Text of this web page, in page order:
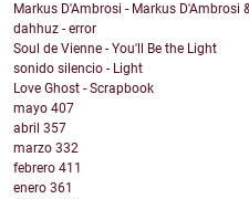
Markus D'Ambrosi - Markus D'Ambrosi
dahhuz - error
Soul de Vienne - You'll Be the Light
sonido silencio - Light
Love Ghost - Scrapbook
mayo 407
abril 357
marzo 332
febrero 411
enero 361